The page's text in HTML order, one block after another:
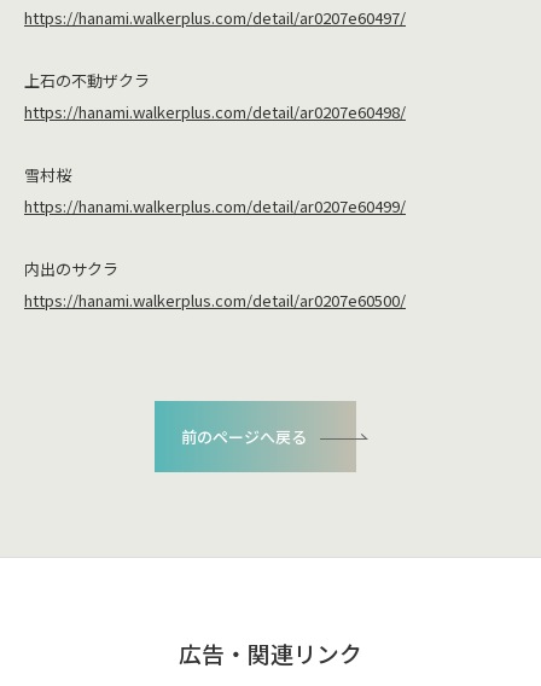
https://hanami.walkerplus.com/detail/ar0207e60497/
上石の不動ザクラ
https://hanami.walkerplus.com/detail/ar0207e60498/
雪村桜
https://hanami.walkerplus.com/detail/ar0207e60499/
内出のサクラ
https://hanami.walkerplus.com/detail/ar0207e60500/
前のページへ戻る
広告・関連リンク